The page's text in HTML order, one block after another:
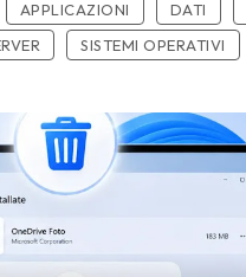
APPLICAZIONI DATI
SISTEMI OPERATIVI